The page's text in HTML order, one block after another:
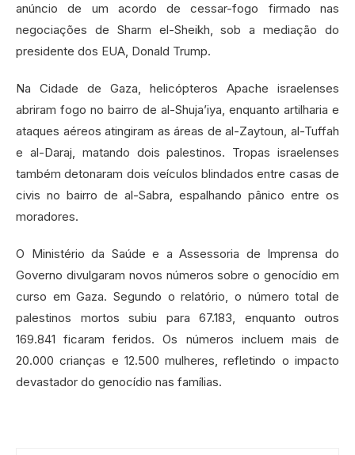
anúncio de um acordo de cessar-fogo firmado nas
negociações de Sharm el-Sheikh, sob a mediação do
presidente dos EUA, Donald Trump.
Na Cidade de Gaza, helicópteros Apache israelenses
abriram fogo no bairro de al-Shuja’iya, enquanto artilharia e
ataques aéreos atingiram as áreas de al-Zaytoun, al-Tuffah
e al-Daraj, matando dois palestinos. Tropas israelenses
também detonaram dois veículos blindados entre casas de
civis no bairro de al-Sabra, espalhando pânico entre os
moradores.
O Ministério da Saúde e a Assessoria de Imprensa do
Governo divulgaram novos números sobre o genocídio em
curso em Gaza. Segundo o relatório, o número total de
palestinos mortos subiu para 67.183, enquanto outros
169.841 ficaram feridos. Os números incluem mais de
20.000 crianças e 12.500 mulheres, refletindo o impacto
devastador do genocídio nas famílias.